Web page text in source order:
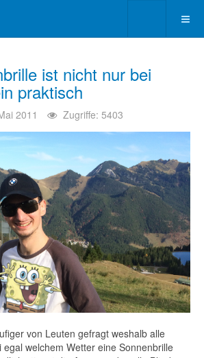
ist nicht nur bei
praktisch
2011 Zugriffe: 5403
von Leuten gefragt weshalb alle
egal welchem Wetter eine Sonnenbrille